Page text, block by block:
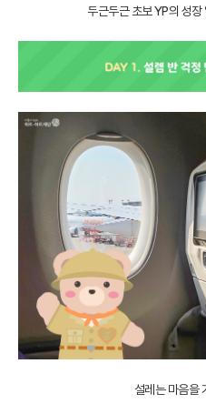
두근두근 초보 YP의 성장
설레는 마음을